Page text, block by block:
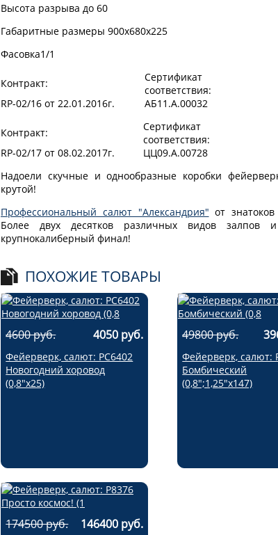
Высота разрыва до 60
Габаритные размеры 900х680х225
Фасовка1/1
Контракт:
Сертификат
соответствия:
RP-02/16 от 22.01.2016г.
АБ11.А.00032
Контракт:
Сертификат
соответствия:
RP-02/17 от 08.02.2017г.
ЦЦ09.А.00728
Надоели скучные и однообразные коробки
крутой!
Профессиональный салют "Александрия" от
Более двух десятков различных видов
крупнокалиберный финал!
ПОХОЖИЕ ТОВАРЫ
4600 руб. 4050 руб.
Фейерверк, салют: РС6402
Новогодний хоровод
(0,8"х25)
49800 руб.
Фейерверк, салют:
Бомбический
(0,8";1,25"х147)
174500 руб. 146400 руб.